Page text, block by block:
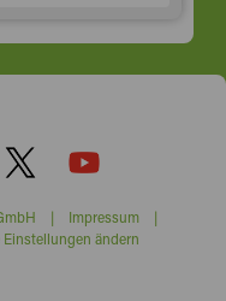
GmbH | Impressum|
Einstellungen ändern